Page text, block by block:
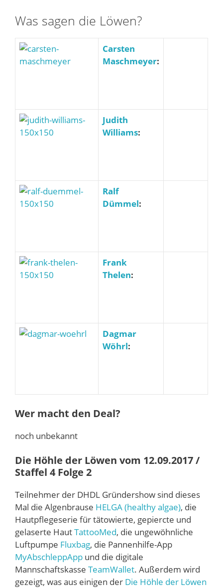
Was sagen die Löwen?
Carsten
Maschmeyer:
Judith
Williams:
Ralf
Dümmel:
Frank
Thelen:
Dagmar
Wöhrl:
Wer macht den Deal?
noch unbekannt
Die Höhle der Löwen vom 12.09.2017 /
Staffel 4 Folge 2
Teilnehmer der DHDL Gründershow sind dieses
Mal die Algenbrause HELGA (healthy algae), die
Hautpflegeserie für tätowierte, gepiercte und
gelaserte HautTattooMed, die ungewöhnliche
Luftpumpe Fluxbag, die Pannenhilfe-App
MyAbschleppApp und die digitale
Mannschaftskasse TeamWallet. Außerdem wird
gezeigt, was aus einigen der Die Höhle der Löwen